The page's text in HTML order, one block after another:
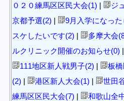
０２０練馬区区民大会(1) |
ジ
京都予選(2) | 9月入学になった
スケしたいです(2) | 多摩大会
ルクリニック開催のお知らせ(0) |
111地区新人戦男子(2) | 板
(2) | 港区新人大会(1) | 世田
練馬区区民大会(7) | 和歌山全